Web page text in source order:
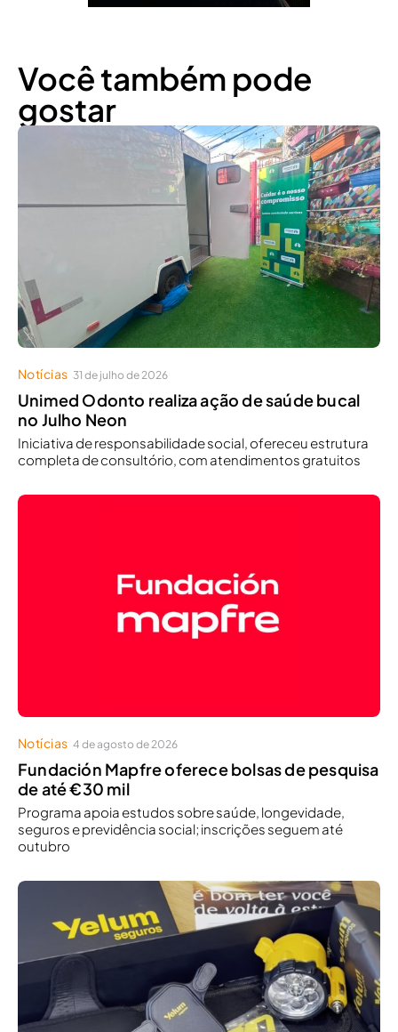
Você também pode
gostar
Notícias 31 de julho de 2026
Unimed Odonto realiza ação de saúde bucal
no Julho Neon
Iniciativa de responsabilidade social, ofereceu estrutura
completa de consultório, com atendimentos gratuitos
Notícias 4 de agosto de 2026
Fundación Mapfre oferece bolsas de pesquisa
de até €30 mil
Programa apoia estudos sobre saúde, longevidade,
seguros e previdência social; inscrições seguem até
outubro